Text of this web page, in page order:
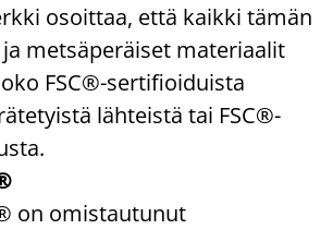
osoittaa, että kaikki tämän
metsäperäiset materiaalit
FSC®-sertifioiduista
lähteistä tai FSC®-
on omistautunut